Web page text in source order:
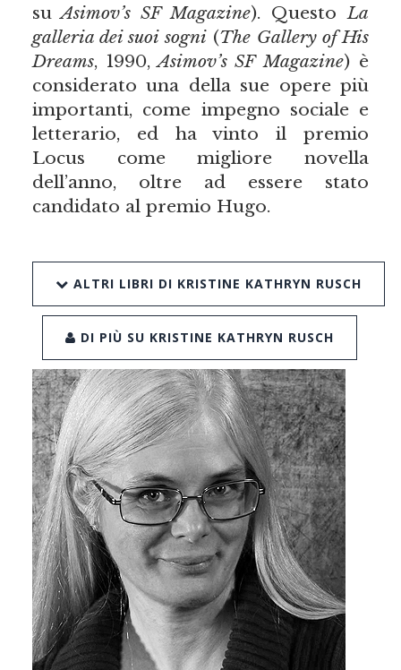
suAsimov’s SF Magazine). QuestoLa
galleria dei suoi sogni(The Gallery of His
Dreams, 1990,Asimov’s SF Magazine) è
considerato una della sue opere più
importanti, come impegno sociale e
letterario, ed ha vinto il premio
Locus come migliore novella
dell’anno, oltre ad essere stato
candidato al premio Hugo.
ALTRI LIBRI DI KRISTINE KATHRYN RUSCH
DI PIÙ SU KRISTINE KATHRYN RUSCH